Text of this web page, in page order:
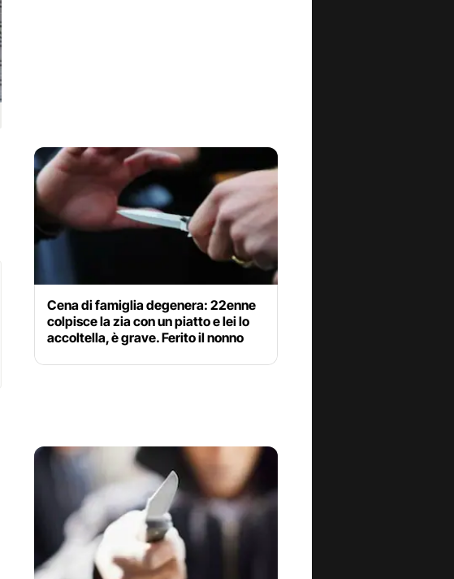
Cena di famiglia degenera: 22enne
colpisce la zia con un piatto e lei lo
accoltella, è grave. Ferito il nonno